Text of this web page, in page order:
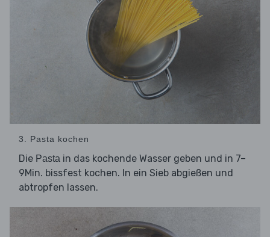
3. Pasta kochen
Die Pasta in das kochende Wasser geben und in 7–
9Min. bissfest kochen. In ein Sieb abgießen und
abtropfen lassen.